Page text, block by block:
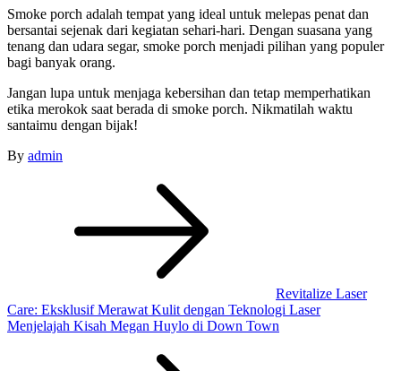
Smoke porch adalah tempat yang ideal untuk melepas penat dan
bersantai sejenak dari kegiatan sehari-hari. Dengan suasana yang
tenang dan udara segar, smoke porch menjadi pilihan yang populer
bagi banyak orang.
Jangan lupa untuk menjaga kebersihan dan tetap memperhatikan
etika merokok saat berada di smoke porch. Nikmatilah waktu
santaimu dengan bijak!
By admin
Revitalize Laser
Care: Eksklusif Merawat Kulit dengan Teknologi Laser
Menjelajah Kisah Megan Huylo di Down Town